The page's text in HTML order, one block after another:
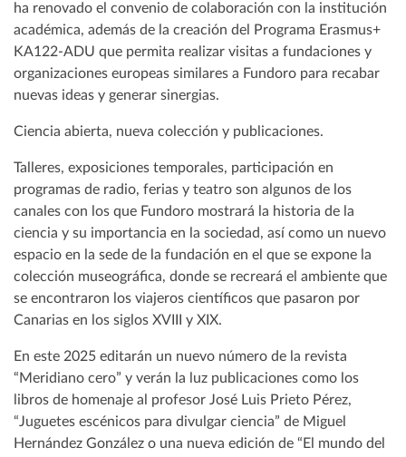
ha renovado el convenio de colaboración con la institución
académica, además de la creación del Programa Erasmus+
KA122-ADU que permita realizar visitas a fundaciones y
organizaciones europeas similares a Fundoro para recabar
nuevas ideas y generar sinergias.
Ciencia abierta, nueva colección y publicaciones.
Talleres, exposiciones temporales, participación en
programas de radio, ferias y teatro son algunos de los
canales con los que Fundoro mostrará la historia de la
ciencia y su importancia en la sociedad, así como un nuevo
espacio en la sede de la fundación en el que se expone la
colección museográfica, donde se recreará el ambiente que
se encontraron los viajeros científicos que pasaron por
Canarias en los siglos XVIII y XIX.
En este 2025 editarán un nuevo número de la revista
“Meridiano cero” y verán la luz publicaciones como los
libros de homenaje al profesor José Luis Prieto Pérez,
“Juguetes escénicos para divulgar ciencia” de Miguel
Hernández González o una nueva edición de “El mundo del